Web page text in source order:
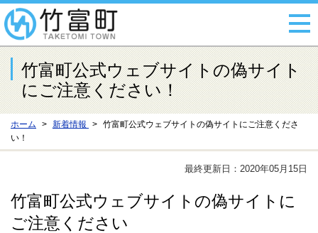
竹富町公式ウェブサイトの偽サイト
にご注意ください！
ホーム 新着情報
竹富町公式ウェブサイトの偽サイトにご注意くださ
い！
最終更新日：2020年05月15日
竹富町公式ウェブサイトの偽サイトに
ご注意ください